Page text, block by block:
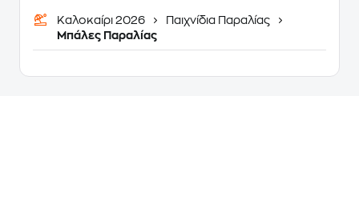
Καλοκαίρι 2026
Παιχνίδια Παραλίας
Μπάλες Παραλίας